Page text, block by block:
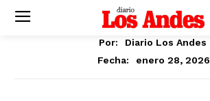
Por:
Diario Los Andes
Fecha:
enero 28, 2026